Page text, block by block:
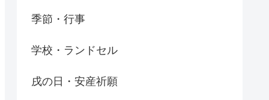
季節・行事
学校・ランドセル
戌の日・安産祈願